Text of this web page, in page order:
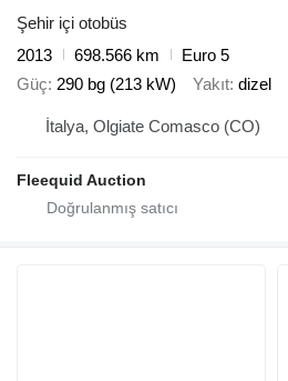
Şehir içi otobüs
2013
698.566 km
Euro 5
Güç 290 bg (213 kW) Yakıt dizel
İtalya, Olgiate Comasco (CO)
Fleequid Auction